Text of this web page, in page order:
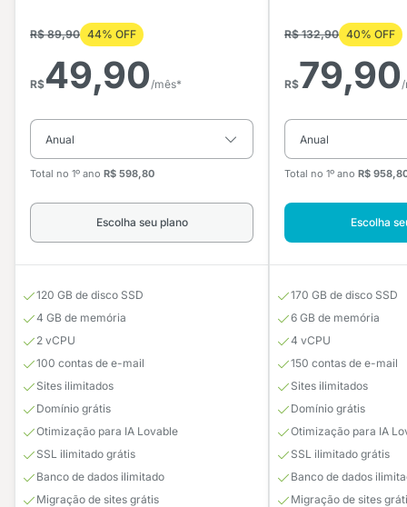
R$ 89,90 44% OFF
R$49,90/mês*
Total no 1º ano R$ 598,80
Escolha seu plano
120 GB de disco SSD
4 GB de memória
2 vCPU
100 contas de e-mail
Sites ilimitados
Domínio grátis
Otimização para IA Lovable
SSL ilimitado grátis
Banco de dados ilimitado
Migração de sites grátis
R$ 132,90 40% OFF
R$79,90/
Total no 1º ano R$
Escolha
170 GB de disco SSD
6 GB de memória
4 vCPU
150 contas de e-mail
Sites ilimitados
Domínio grátis
Otimização para IA
SSL ilimitado grátis
Banco de dados
Migração de sites